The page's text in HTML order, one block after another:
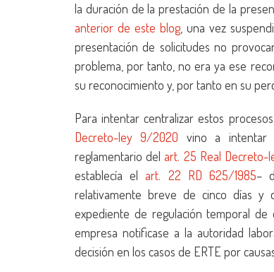
la duración de la prestación de la
anterior de este blog, una vez
presentación de solicitudes no
problema, por tanto, no era ya ese
su reconocimiento y, por tanto en su
Para intentar centralizar estos
Decreto-ley 9/2020 vino a intentar
reglamentario delart. 25 Real
establecía elart. 22 RD 625/1985–
relativamente breve de cinco días y
expediente de regulación temporal
empresa notificase a la autoridad
decisión en los casos de ERTE por